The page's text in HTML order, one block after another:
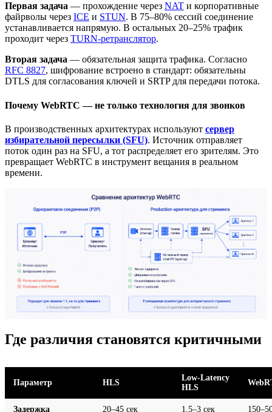
Первая задача — прохождение через NAT и корпоративные
файрволы через ICE и STUN. В 75–80% сессий соединение
устанавливается напрямую. В остальных 20–25% трафик
проходит через TURN-ретранслятор.
Вторая задача — обязательная защита трафика. Согласно
RFC 8827, шифрование встроено в стандарт: обязательны
DTLS для согласования ключей и SRTP для передачи потока.
Почему WebRTC — не только технология для звонков
В производственных архитектурах используют сервер
избирательной пересылки (SFU). Источник отправляет
поток один раз на SFU, а тот распределяет его зрителям. Это
превращает WebRTC в инструмент вещания в реальном
времени.
Где различия становятся критичными
Параметр HLS
Low-Latency
HLS
Задержка 20–45 сек 1,5–3 сек